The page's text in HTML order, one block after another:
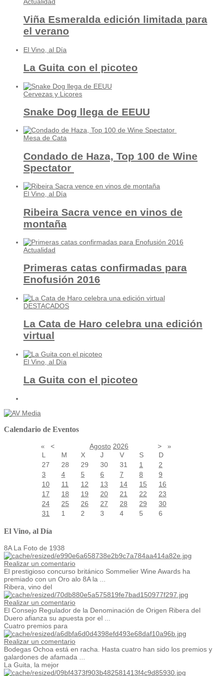
Viña Esmeralda edición limitada para
el verano
El Vino, al Día
La Guita con el picoteo
Cervezas y Licores
Snake Dog llega de EEUU
Mesa de Cata
Condado de Haza, Top 100 de Wine
Spectator
El Vino, al Día
Ribeira Sacra vence en vinos de
montaña
Actualidad
Primeras catas confirmadas para
Enofusión 2016
DESTACADOS
La Cata de Haro celebra una edición
virtual
El Vino, al Día
La Guita con el picoteo
Calendario de Eventos
« < Agosto 2026 >
»
L
M X J V S
D
27
28 29 30 31 1
2
3
4 5 6 7 8
9
10
11 12 13 14 15
16
17
18 19 20 21 22
23
24
25 26 27 28 29
30
31
1 2 3 4 5 6
El Vino, al Día
8A La Foto de 1938
Realizar un comentario
El prestigioso concurso británico Sommelier Wine Awards ha
premiado con un Oro alo 8A la ...
Ribera, vino del
Realizar un comentario
El Consejo Regulador de la Denominación de Origen Ribera del
Duero afianza su apuesta por el ...
Cuatro premios para
Realizar un comentario
Bodegas Ochoa está en racha. Hasta cuatro han sido los premios y
galardones de afamada ...
La Guita, la mejor